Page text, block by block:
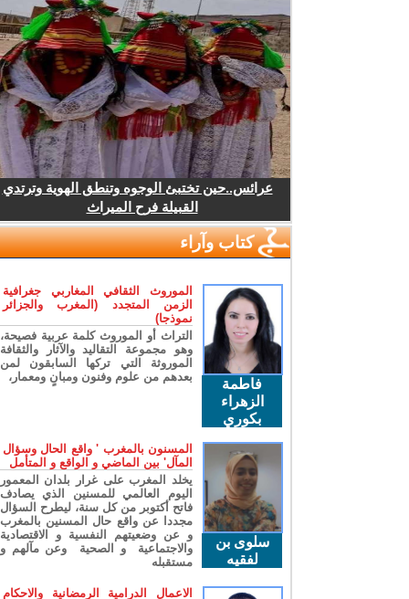
عرائس..حين تختبئ الوجوه وتنطق الهوية وترتدي
القبيلة فرح الميراث
كتاب وآراء
فاطمة
الزهراء
بكوري
الموروث الثقافي المغاربي جغرافية
الزمن المتجدد (المغرب والجزائر
نموذجا)
التراث أو الموروث كلمة عربية فصيحة،
وهو مجموعة التقاليد والآثار والثقافة
الموروثة التي تركها السابقون لمن
بعدهم من علوم وفنون ومبانٍ ومعمار،
سلوى بن
لفقيه
المسنون بالمغرب ' واقع الحال وسؤال
المآل' بين الماضي و الواقع و المتأمل
يخلد المغرب على غرار بلدان المعمور
اليوم العالمي للمسنين الذي يصادف
فاتح أكتوبر من كل سنة، ليطرح السؤال
مجددا عن واقع حال المسنين بالمغرب
و عن وضعيتهم النفسية و الاقتصادية
والاجتماعية و الصحية وعن مآلهم و
مستقبله
الاعمال الدرامية الرمضانية والاحكام